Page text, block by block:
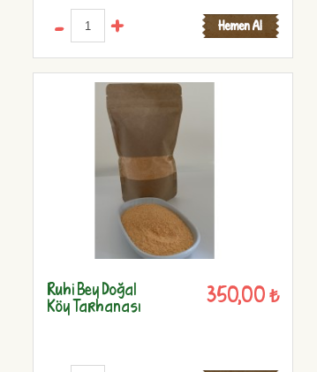
- +
Ruhi Bey Doğal
Köy Tarhanası 350,00 ₺